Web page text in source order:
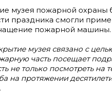
музея пожарной охраны
праздника смогли
пожарной машины.
музея связано с
часть посещает
не только посмотреть на
на протяжении